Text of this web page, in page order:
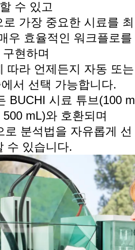
할 수 있고
가장 중요한 시료를 최
우 효율적인 워크플로를
구현하며
따라 언제든지 자동 또는
서 선택 가능합니다.
BUCHI 시료 튜브(100 m
mL)와 호환되며
로 분석법을 자유롭게 선
수 있습니다.